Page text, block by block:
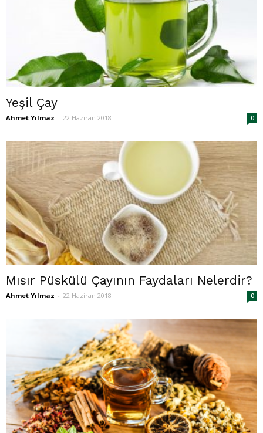
Yeşil Çay
Ahmet Yılmaz - 22 Haziran 2018 0
Mısır Püskülü Çayının Faydaları Nelerdir?
Ahmet Yılmaz - 22 Haziran 2018 0